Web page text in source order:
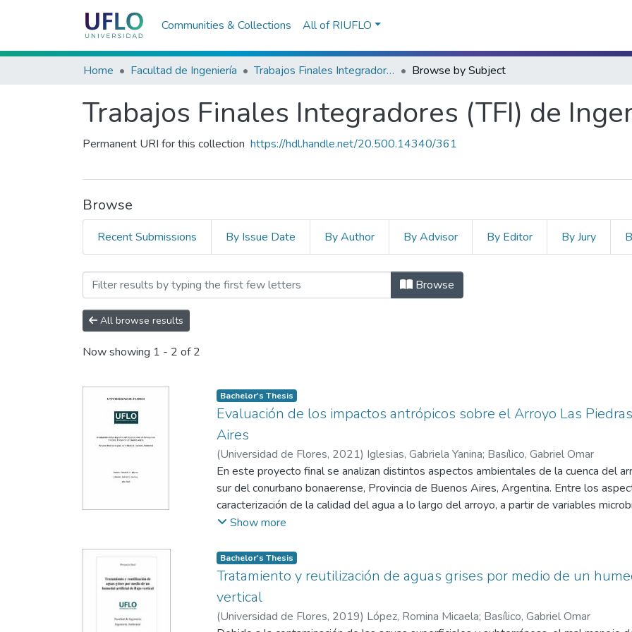
Communities & Collections All of RIUFLO
Home Facultad de Ingeniería Trabajos Finales Integradores (TFI) de Ingeniería Ambiental Browse by Subject
Trabajos Finales Integradores (TFI) de
Permanent URI for this collection https://hdl.handle.net/20.500.14340/361
Browse
Recent Submissions By Issue Date By Author By Advisor By Editor By Jury
Browsing Trabajos Finales Integradores (TFI) de Ingeniería
Browse
All browse results
Now showing 1 - 2 of 2
Bachelor's Thesis
Evaluación de los impactos antrópicos sobre el Arroyo Las
Aires
(Universidad de Flores, 2021) Iglesias, Gabriela Yanina; Basílico, Gabriel Omar
En este proyecto final se analizan distintos aspectos ambientales de la cuenca del
sur del conurbano bonaerense, Provincia de Buenos Aires, Argentina. Entre los
caracterización de la calidad del agua a lo largo del arroyo, a partir de variables
como también la evaluación de los impactos antrópicos sobre el Arroyo Las Piedras,
recomendaciones para la mejora ambiental del área.
Show more
Bachelor's Thesis
Tratamiento y reutilización de aguas grises por medio de un
vertical
(Universidad de Flores, 2019) López, Romina Micaela; Basílico, Gabriel Omar